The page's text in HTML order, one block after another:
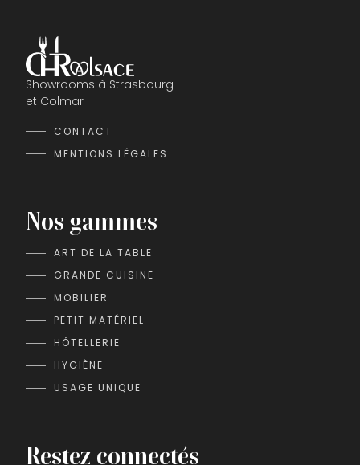
Showrooms à Strasbourg
et Colmar
CONTACT
MENTIONS LÉGALES
Nos gammes
ART DE LA TABLE
GRANDE CUISINE
MOBILIER
PETIT MATÉRIEL
HÔTELLERIE
HYGIÈNE
USAGE UNIQUE
Restez connectés